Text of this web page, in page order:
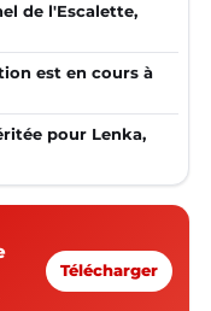
de l'Escalette,
est en cours à
pour Lenka,
Télécharger